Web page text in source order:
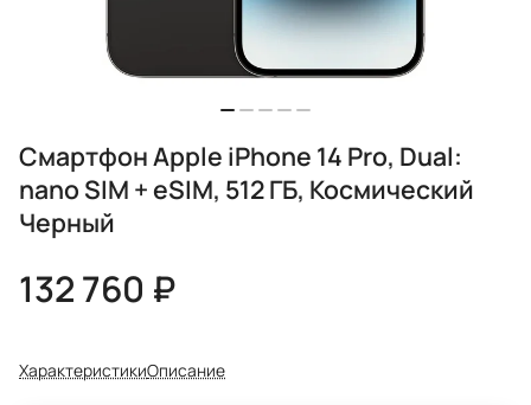
Смартфон Apple iPhone 14 Pro, Dual:
nano SIM + eSIM, 512 ГБ, Космический
Черный
132 760 ₽
ХарактеристикиОписание